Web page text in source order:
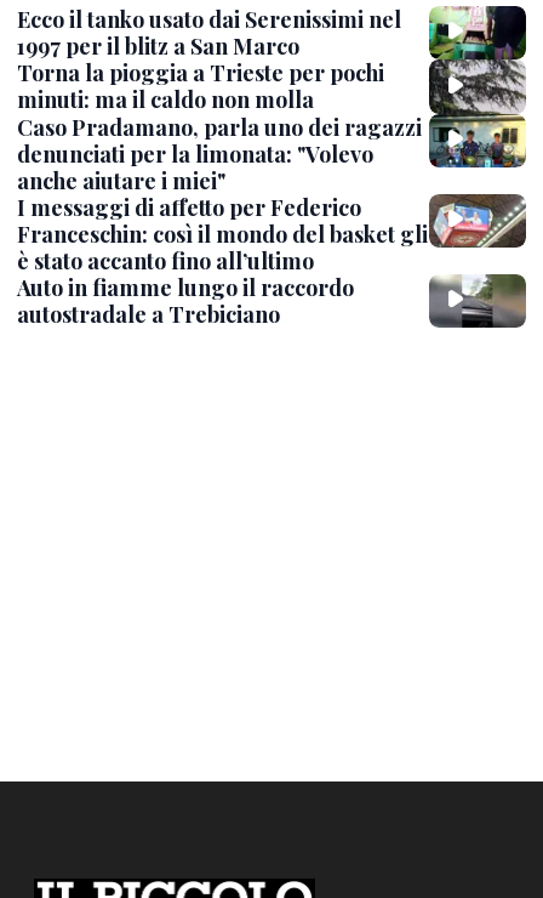
Ecco il tanko usato dai Serenissimi nel
1997 per il blitz a San Marco
Torna la pioggia a Trieste per pochi
minuti: ma il caldo non molla
Caso Pradamano, parla uno dei ragazzi
denunciati per la limonata: "Volevo
anche aiutare i miei"
I messaggi di affetto per Federico
Franceschin: così il mondo del basket gli
è stato accanto fino all’ultimo
Auto in fiamme lungo il raccordo
autostradale a Trebiciano